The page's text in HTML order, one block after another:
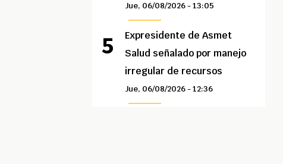
Jue, 06/08/2026 - 13:05
Expresidente de Asmet
Salud señalado por manejo
irregular de recursos
Jue, 06/08/2026 - 12:36